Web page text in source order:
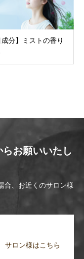
成分】ミストの香り
お願いいたし
合、お近くのサロン様
サロン様はこちら